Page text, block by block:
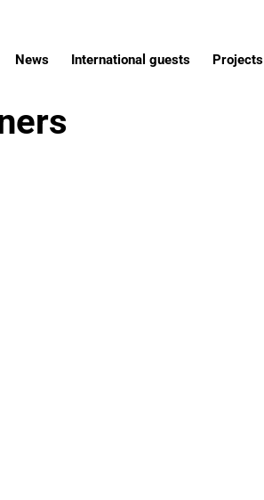
News International guests Projects